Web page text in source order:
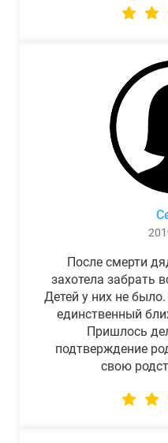
После смерти
захотела забрать
Детей у них не
единственный
Пришлось
подтверждение
свою